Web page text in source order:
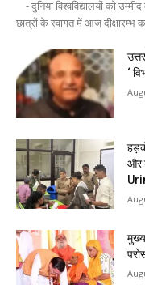
- दुनिया विश्वविद्यालयों को
छात्रों के स्वागत में आज दीक्षारम्भ
‘
और